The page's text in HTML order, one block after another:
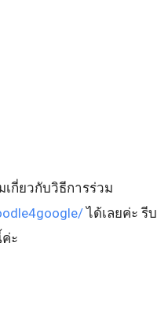
กี่ยวกับวิธีการร่วม
ได้เลยค่ะ รีบ
ะ